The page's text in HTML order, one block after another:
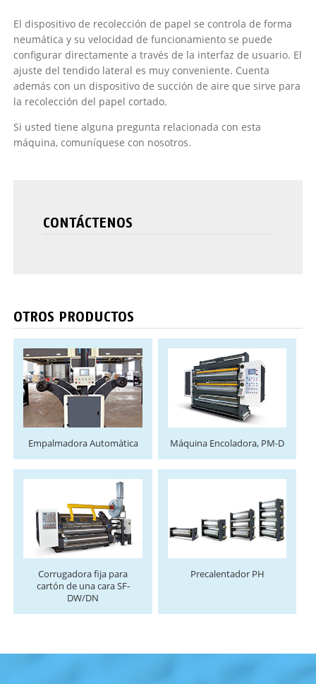
El dispositivo de recolección de papel se controla de forma
neumática y su velocidad de funcionamiento se puede
configurar directamente a través de la interfaz de usuario. El
ajuste del tendido lateral es muy conveniente. Cuenta
además con un dispositivo de succión de aire que sirve para
la recolección del papel cortado.
Si usted tiene alguna pregunta relacionada con esta
máquina, comuníquese con nosotros.
CONTÁCTENOS
OTROS PRODUCTOS
Empalmadora Automática Máquina Encoladora, PM-D
Corrugadora fija para
cartón de una cara SF-
DW/DN
Precalentador PH